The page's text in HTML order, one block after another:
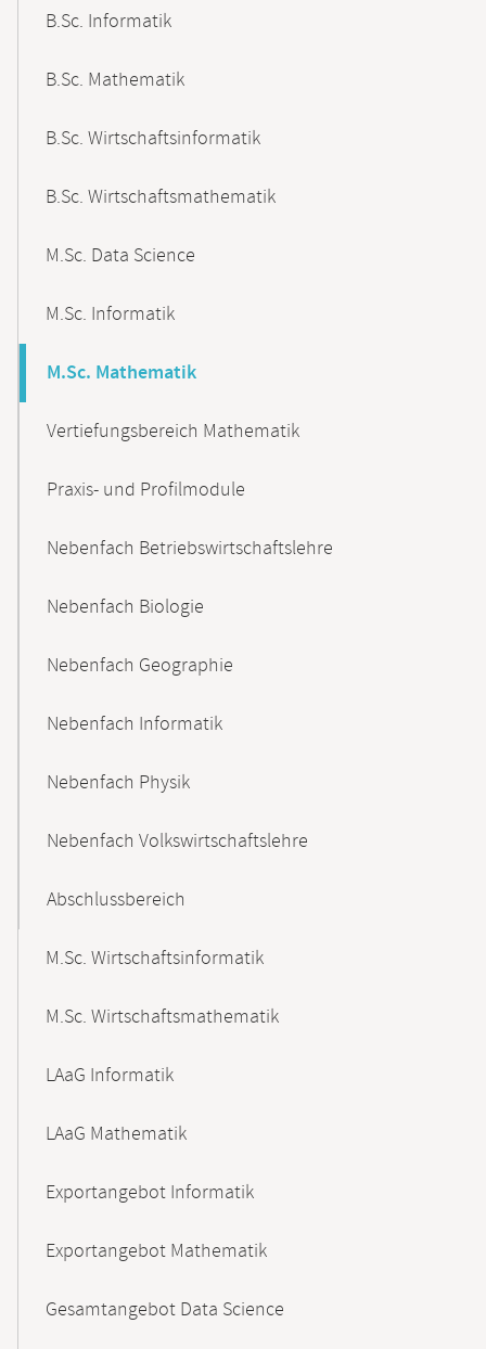
B.Sc. Informatik
B.Sc. Mathematik
B.Sc. Wirtschaftsinformatik
B.Sc. Wirtschaftsmathematik
M.Sc. Data Science
M.Sc. Informatik
M.Sc. Mathematik
Vertiefungsbereich Mathematik
Praxis- und Profilmodule
Nebenfach Betriebswirtschaftslehre
Nebenfach Biologie
Nebenfach Geographie
Nebenfach Informatik
Nebenfach Physik
Nebenfach Volkswirtschaftslehre
Abschlussbereich
M.Sc. Wirtschaftsinformatik
M.Sc. Wirtschaftsmathematik
LAaG Informatik
LAaG Mathematik
Exportangebot Informatik
Exportangebot Mathematik
Gesamtangebot Data Science